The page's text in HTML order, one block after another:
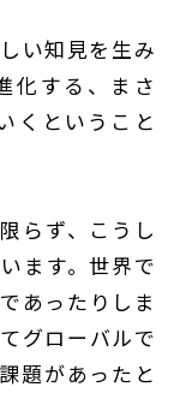
い知見を生み
化する、まさ
くということ
らず、こうし
ます。世界で
あったりしま
グローバルで
題があったと